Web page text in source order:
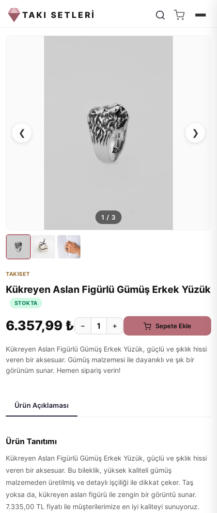
TAKI SETLERİ
❮ ❯
1 / 3
TAKISET
Kükreyen Aslan Figürlü Gümüş Erkek Yüzük
STOKTA
6.357,99 ₺ − + Sepete Ekle
Kükreyen Aslan Figürlü Gümüş Erkek Yüzük, güçlü ve şıklık hissi
veren bir aksesuar. Gümüş malzemesi ile dayanıklı ve şık bir
görünüm sunar. Hemen sipariş verin!
Ürün Açıklaması
Ürün Tanıtımı
Kükreyen Aslan Figürlü Gümüş Erkek Yüzük, güçlü ve şıklık hissi
veren bir aksesuar. Bu bileklik, yüksek kaliteli gümüş
malzemeden üretilmiş ve detaylı işçiliği ile dikkat çeker. Taş
yoksa da, kükreyen aslan figürü ile zengin bir görüntü sunar.
7.335,00 TL fiyatı ile müşterilerimize en iyi kaliteyi sunuyoruz.